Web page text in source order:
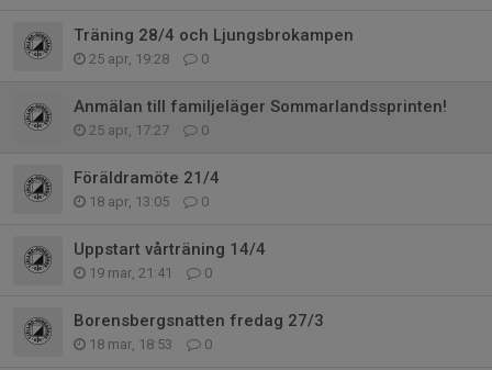
Träning 28/4 och Ljungsbrokampen
25 apr, 19:28 0
Anmälan till familjeläger Sommarlandssprinten!
25 apr, 17:27 0
Föräldramöte 21/4
18 apr, 13:05 0
Uppstart vårträning 14/4
19 mar, 21:41 0
Borensbergsnatten fredag 27/3
18 mar, 18:53 0